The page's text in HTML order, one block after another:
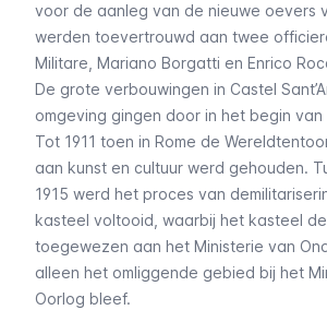
voor de aanleg van de nieuwe oevers
werden toevertrouwd aan twee
Militare , Mariano Borgatti en Enrico
De grote verbouwingen in Castel
omgeving gingen door in het begin
Tot 1911 toen in Rome de
aan kunst en cultuur werd gehouden.
1915 werd het proces van
kasteel voltooid, waarbij het kasteel
toegewezen aan het Ministerie van
alleen het omliggende gebied bij het
Oorlog bleef.